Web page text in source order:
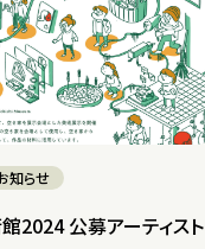
知らせ
2024 公募アーティスト